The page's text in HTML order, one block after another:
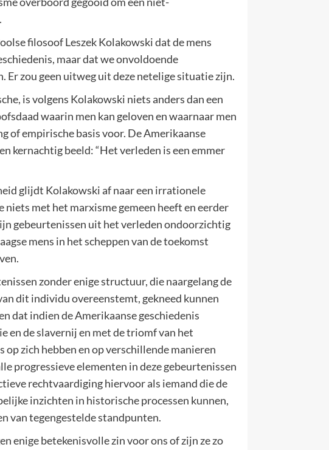
filosoof Leszek Kolakowski dat de mens
maar dat we onvoldoende
Er zou geen uitweg uit deze netelige situatie zijn.
is volgens Kolakowski niets anders dan een
waarin men kan geloven en waarnaar men
of empirische basis voor. De Amerikaanse
kernachtig beeld: “Het verleden is een emmer
glijdt Kolakowski af naar een irrationele
met het marxisme gemeen heeft en eerder
gebeurtenissen uit het verleden ondoorzichtig
mens in het scheppen van de toekomst
zonder enige structuur, die naargelang de
dit individu overeenstemt, gekneed kunnen
dat indien de Amerikaanse geschiedenis
en de slavernij en met de triomf van het
zich hebben en op verschillende manieren
progressieve elementen in deze gebeurtenissen
rechtvaardiging hiervoor als iemand die de
inzichten in historische processen kunnen,
van tegengestelde standpunten.
enige betekenisvolle zin voor ons of zijn ze zo